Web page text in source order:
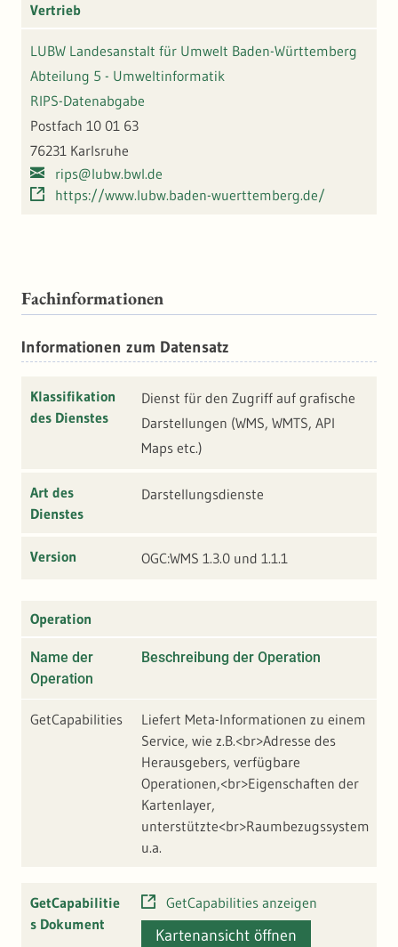
Vertrieb
LUBW Landesanstalt für Umwelt Baden-Württemberg
Abteilung 5 - Umweltinformatik
RIPS-Datenabgabe
Postfach 10 01 63
76231 Karlsruhe
rips@lubw.bwl.de
https://www.lubw.baden-wuerttemberg.de/
Fachinformationen
Informationen zum Datensatz
Klassifikation
des Dienstes
Dienst für den Zugriff auf grafische
Darstellungen (WMS, WMTS, API
Maps etc.)
Art des
Dienstes
Darstellungsdienste
Version OGC:WMS 1.3.0 und 1.1.1
Operation
Name der
Operation
Beschreibung der Operation
GetCapabilities
Liefert Meta-Informationen zu einem
Service, wie z.B.<br>Adresse des
Herausgebers, verfügbare
Operationen,<br>Eigenschaften der
Kartenlayer,
unterstützte<br>Raumbezugssystem
u.a.
GetCapabilitie
s Dokument
GetCapabilities anzeigen
Kartenansicht öffnen